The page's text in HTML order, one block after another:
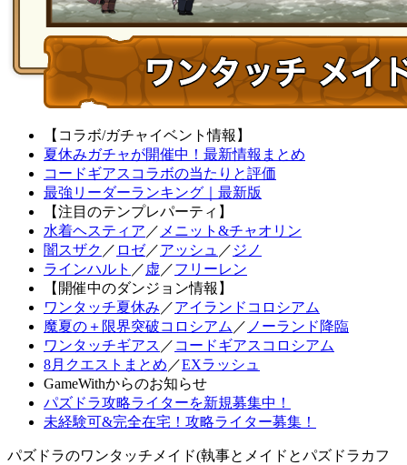
【コラボ/ガチャイベント情報】
夏休みガチャが開催中！最新情報まとめ
コードギアスコラボの当たりと評価
最強リーダーランキング｜最新版
【注目のテンプレパーティ】
水着ヘスティア ／ メニット&チャオリン
闇スザク ／ ロゼ／アッシュ ／ ジノ
ラインハルト ／ 虚 ／フリーレン
【開催中のダンジョン情報】
ワンタッチ夏休み ／アイランドコロシアム
魔夏の＋限界突破コロシアム ／ ノーランド降臨
ワンタッチギアス ／ コードギアスコロシアム
8月クエストまとめ ／EXラッシュ
GameWithからのお知らせ
パズドラ攻略ライターを新規募集中！
未経験可&完全在宅！攻略ライター募集！
パズドラのワンタッチメイド(執事とメイドとパズドラカフ